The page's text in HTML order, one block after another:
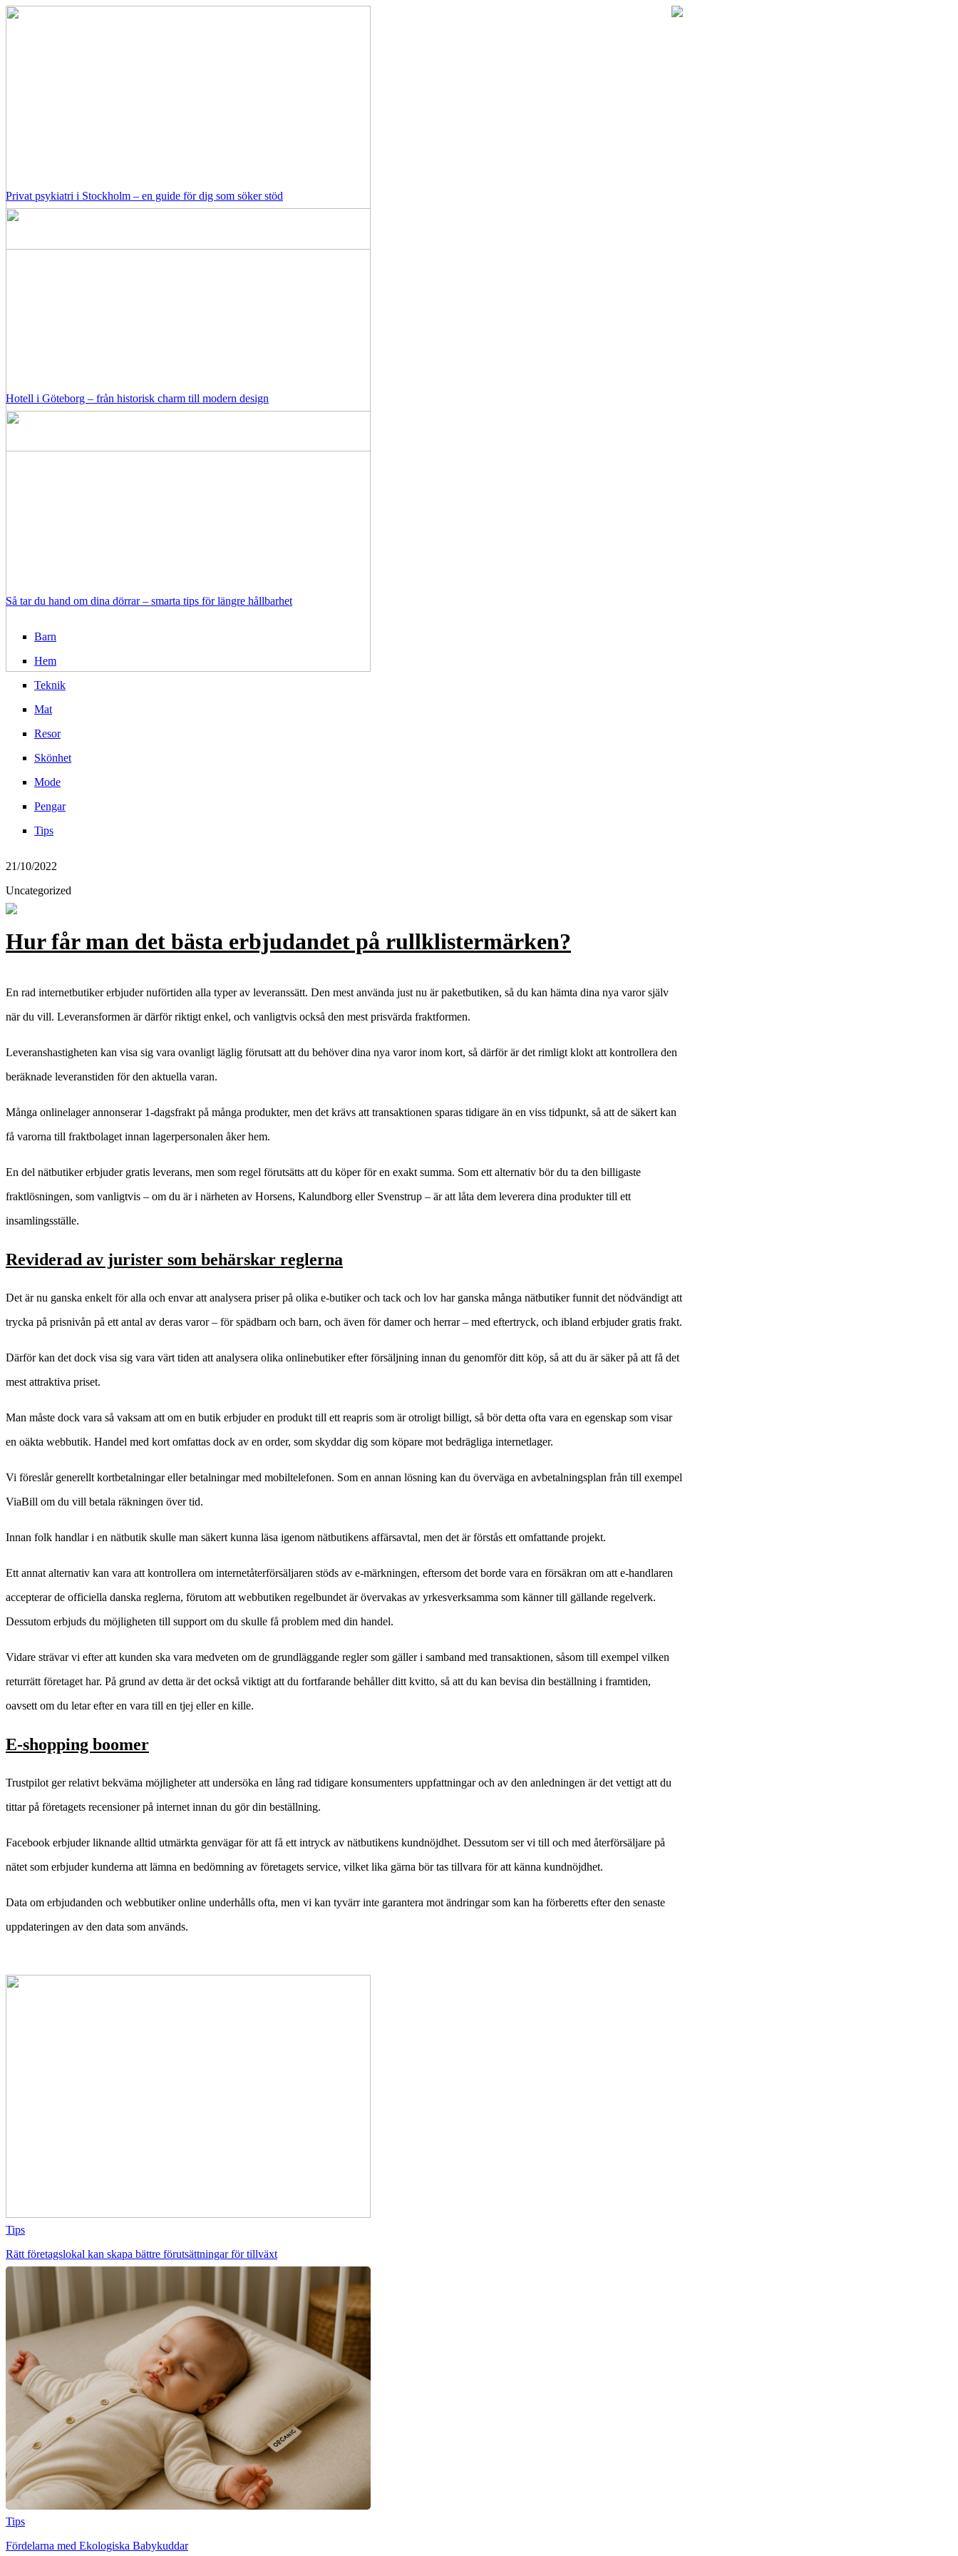
Privat psykiatri i Stockholm – en guide för dig som söker stöd
Hotell i Göteborg – från historisk charm till modern design
Så tar du hand om dina dörrar – smarta tips för längre hållbarhet
Barn
Hem
Teknik
Mat
Resor
Skönhet
Mode
Pengar
Tips
21/10/2022
Uncategorized
Hur får man det bästa erbjudandet på rullklistermärken?
En rad internetbutiker erbjuder nuförtiden alla typer av leveranssätt. Den mest använda just nu är paketbutiken, så du kan hämta dina nya varor själv
när du vill. Leveransformen är därför riktigt enkel, och vanligtvis också den mest prisvärda fraktformen.
Leveranshastigheten kan visa sig vara ovanligt läglig förutsatt att du behöver dina nya varor inom kort, så därför är det rimligt klokt att kontrollera den
beräknade leveranstiden för den aktuella varan.
Många onlinelager annonserar 1-dagsfrakt på många produkter, men det krävs att transaktionen sparas tidigare än en viss tidpunkt, så att de säkert kan
få varorna till fraktbolaget innan lagerpersonalen åker hem.
En del nätbutiker erbjuder gratis leverans, men som regel förutsätts att du köper för en exakt summa. Som ett alternativ bör du ta den billigaste
fraktlösningen, som vanligtvis – om du är i närheten av Horsens, Kalundborg eller Svenstrup – är att låta dem leverera dina produkter till ett
insamlingsställe.
Reviderad av jurister som behärskar reglerna
Det är nu ganska enkelt för alla och envar att analysera priser på olika e-butiker och tack och lov har ganska många nätbutiker funnit det nödvändigt att
trycka på prisnivån på ett antal av deras varor – för spädbarn och barn, och även för damer och herrar – med eftertryck, och ibland erbjuder gratis frakt.
Därför kan det dock visa sig vara värt tiden att analysera olika onlinebutiker efter försäljning innan du genomför ditt köp, så att du är säker på att få det
mest attraktiva priset.
Man måste dock vara så vaksam att om en butik erbjuder en produkt till ett reapris som är otroligt billigt, så bör detta ofta vara en egenskap som visar
en oäkta webbutik. Handel med kort omfattas dock av en order, som skyddar dig som köpare mot bedrägliga internetlager.
Vi föreslår generellt kortbetalningar eller betalningar med mobiltelefonen. Som en annan lösning kan du överväga en avbetalningsplan från till exempel
ViaBill om du vill betala räkningen över tid.
Innan folk handlar i en nätbutik skulle man säkert kunna läsa igenom nätbutikens affärsavtal, men det är förstås ett omfattande projekt.
Ett annat alternativ kan vara att kontrollera om internetåterförsäljaren stöds av e-märkningen, eftersom det borde vara en försäkran om att e-handlaren
accepterar de officiella danska reglerna, förutom att webbutiken regelbundet är övervakas av yrkesverksamma som känner till gällande regelverk.
Dessutom erbjuds du möjligheten till support om du skulle få problem med din handel.
Vidare strävar vi efter att kunden ska vara medveten om de grundläggande regler som gäller i samband med transaktionen, såsom till exempel vilken
returrätt företaget har. På grund av detta är det också viktigt att du fortfarande behåller ditt kvitto, så att du kan bevisa din beställning i framtiden,
oavsett om du letar efter en vara till en tjej eller en kille.
E-shopping boomer
Trustpilot ger relativt bekväma möjligheter att undersöka en lång rad tidigare konsumenters uppfattningar och av den anledningen är det vettigt att du
tittar på företagets recensioner på internet innan du gör din beställning.
Facebook erbjuder liknande alltid utmärkta genvägar för att få ett intryck av nätbutikens kundnöjdhet. Dessutom ser vi till och med återförsäljare på
nätet som erbjuder kunderna att lämna en bedömning av företagets service, vilket lika gärna bör tas tillvara för att känna kundnöjdhet.
Data om erbjudanden och webbutiker online underhålls ofta, men vi kan tyvärr inte garantera mot ändringar som kan ha förberetts efter den senaste
uppdateringen av den data som används.
Tips
Rätt företagslokal kan skapa bättre förutsättningar för tillväxt
Tips
Fördelarna med Ekologiska Babykuddar